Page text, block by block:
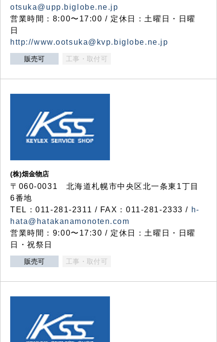
otsuka@upp.biglobe.ne.jp
営業時間：8:00〜17:00 / 定休日：土曜日・日曜
日
http://www.ootsuka@kvp.biglobe.ne.jp
販売可 工事・取付可
(株)畑金物店
〒060-0031 北海道札幌市中央区北一条東1丁目
6番地
TEL：011-281-2311 / FAX：011-281-2333 / h-
hata@hatakanamonoten.com
営業時間：9:00〜17:30 / 定休日：土曜日・日曜
日・祝祭日
販売可 工事・取付可